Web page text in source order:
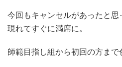
今回もキャンセルがあったと
現れてすぐに満席に。
師範目指し組から初回の方まで